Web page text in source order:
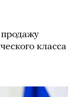
класса